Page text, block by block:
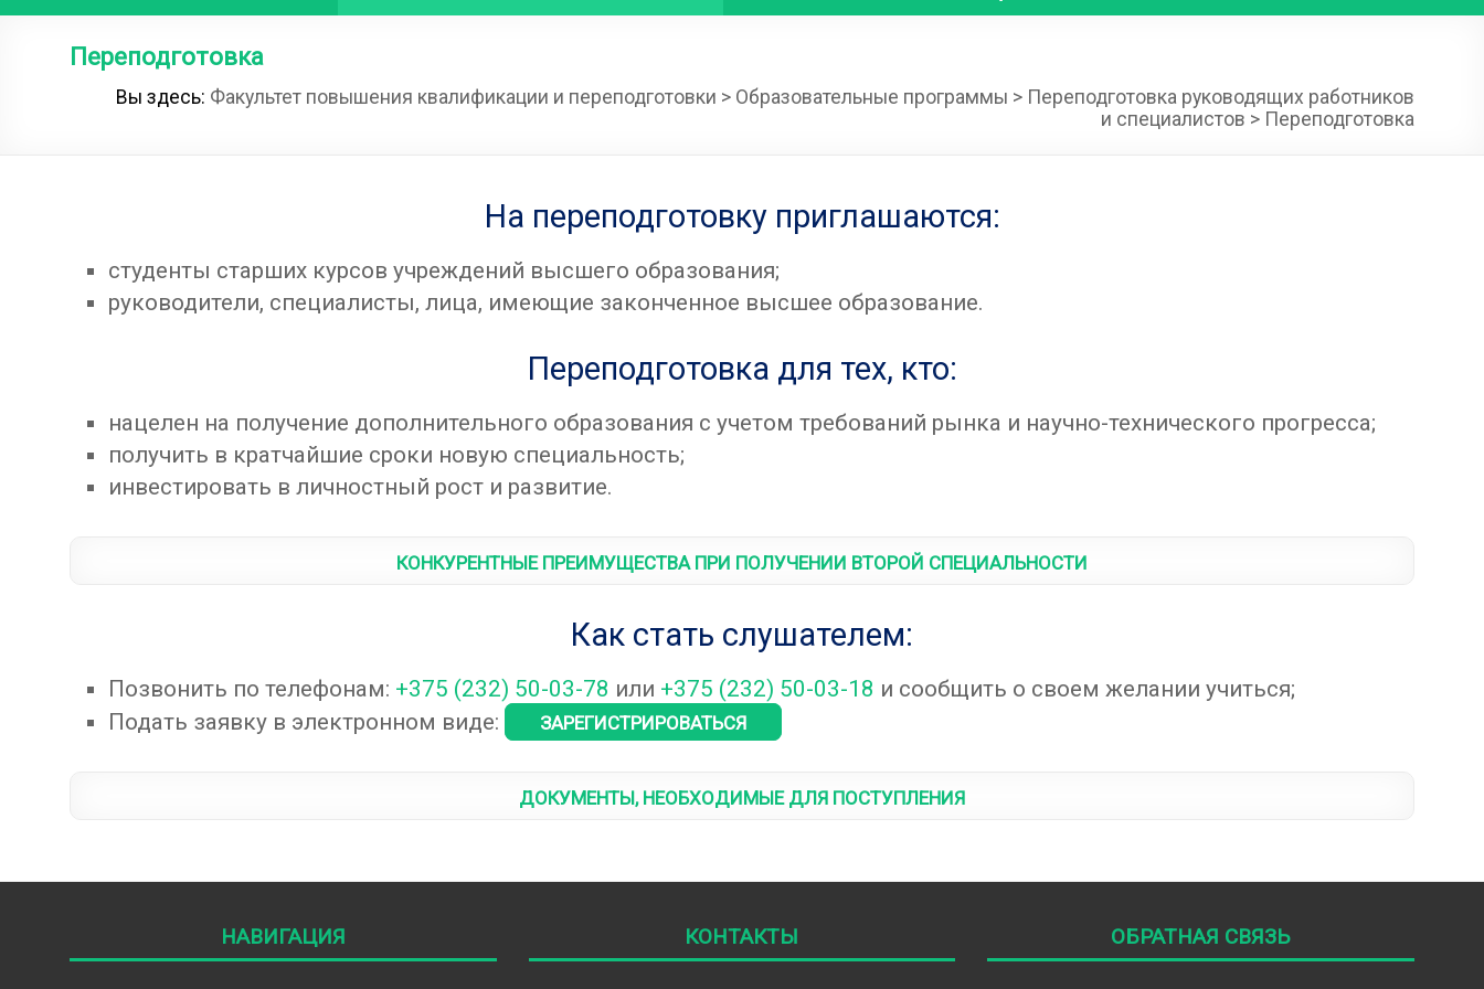
Переподготовка
Вы здесь: Факультет повышения квалификации и переподготовки > Образовательные программы > Переподготовка руководящих работников
и специалистов > Переподготовка
На переподготовку приглашаются:
студенты старших курсов учреждений высшего образования;
руководители, специалисты, лица, имеющие законченное высшее образование.
Переподготовка для тех, кто:
нацелен на получение дополнительного образования с учетом требований рынка и научно-технического прогресса;
получить в кратчайшие сроки новую специальность;
инвестировать в личностный рост и развитие.
Конкурентные преимущества при получении второй специальности
Как стать слушателем:
Позвонить по телефонам: +375 (232) 50-03-78 или +375 (232) 50-03-18 и сообщить о своем желании учиться;
Подать заявку в электронном виде:
Зарегистрироваться
Документы, необходимые для поступления
Навигация Контакты Обратная связь